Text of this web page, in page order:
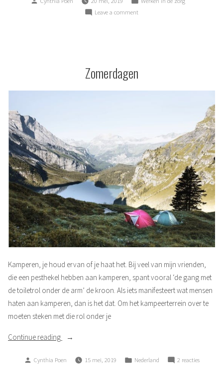
Leave a commenton
Zomerdagen
Kamperen, je houd ervan of je haat het. Bij veel van mijn vrienden,
die een pesthekel hebben aan kamperen, spant vooral ‘de gang met
de toiletrol onder de arm’ de kroon. Als iets manifesteert wat mensen
haten aan kamperen, dan is het dat. Om het kampeerterrein over te
moeten steken met die rol onder je
Continue reading “Zomerdagen”
Posted
Cynthia Poen 15 mei, 2019
Posted
Nederland 2 reactiesop